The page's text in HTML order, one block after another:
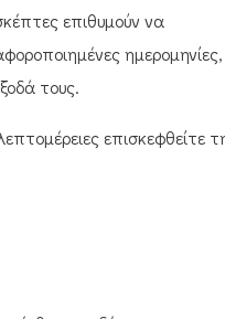
επιθυμούν να
ημερομηνίες,
τους.
επισκεφθείτε